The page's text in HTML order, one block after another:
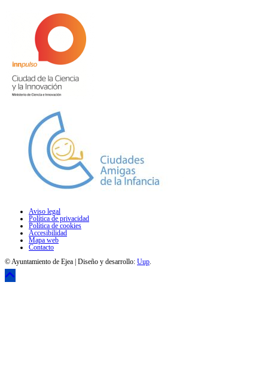
Aviso legal
Política de privacidad
Política de cookies
Accesibilidad
Mapa web
Contacto
© Ayuntamiento de Ejea | Diseño y desarrollo: Uup.